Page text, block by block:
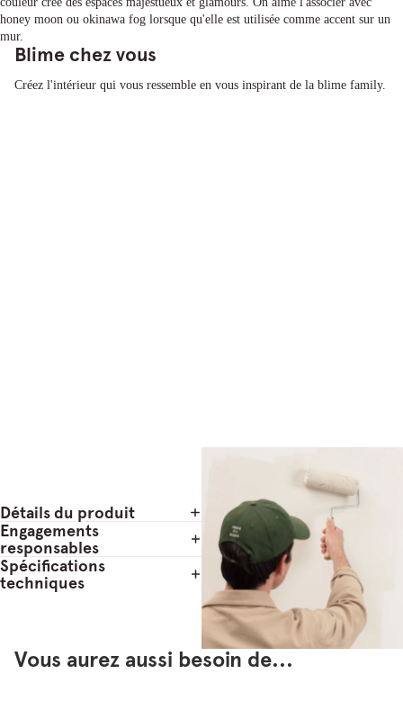
honey moon ou okinawa fog lorsque qu'elle est utilisée comme accent sur un
mur.
Blime chez vous
Créez l'intérieur qui vous ressemble en vous inspirant de la blime family.
Détails du produit
Engagements
responsables
Spécifications
techniques
Vous aurez aussi besoin de...